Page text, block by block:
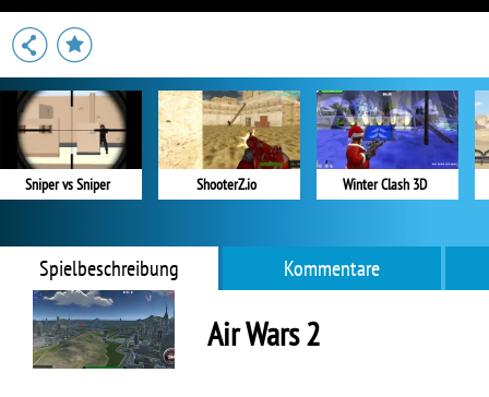
Sniper vs Sniper ShooterZ.io Winter Clash 3D
Spielbeschreibung Kommentare
Air Wars 2